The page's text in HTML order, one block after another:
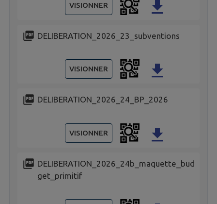
VISIONNER
DELIBERATION_2026_23_subventions
VISIONNER
DELIBERATION_2026_24_BP_2026
VISIONNER
DELIBERATION_2026_24b_maquette_bud
get_primitif